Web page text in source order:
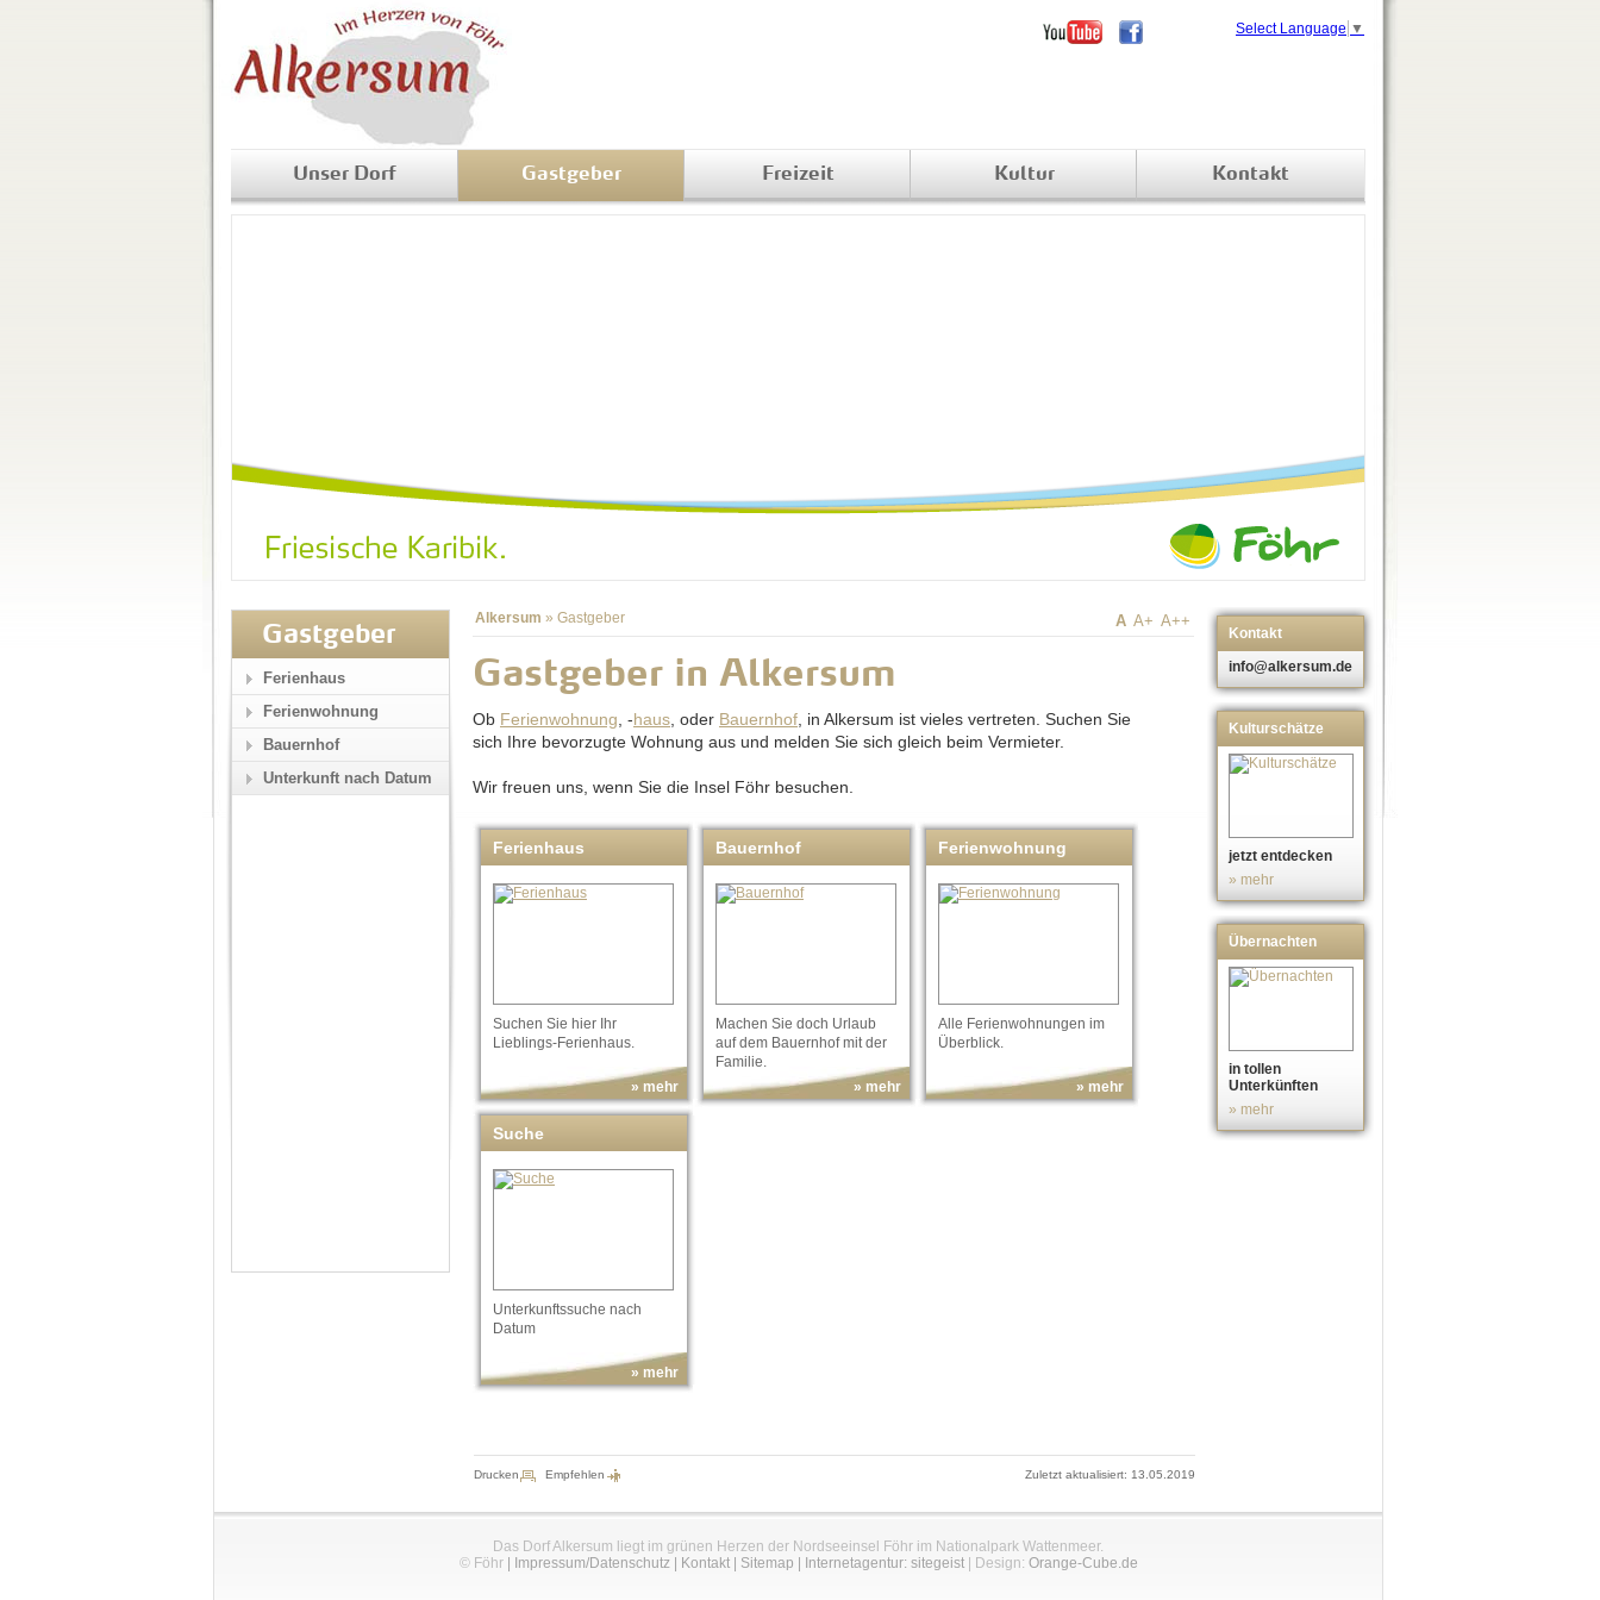
Unser Dorf Gastgeber Freizeit Kultur Kontakt
Alkersum » Gastgeber A A+ A++
Gastgeber in Alkersum
Ob Ferienwohnung , -haus , oder Bauernhof , in Alkersum ist vieles vertreten. Suchen Sie
sich Ihre bevorzugte Wohnung aus und melden Sie sich gleich beim Vermieter.
Wir freuen uns, wenn Sie die Insel Föhr besuchen.
Ferienhaus
Suchen Sie hier Ihr
Lieblings-Ferienhaus.
» mehr
Bauernhof
Machen Sie doch Urlaub
auf dem Bauernhof mit der
Familie.
» mehr
Ferienwohnung
Alle Ferienwohnungen im
Überblick.
» mehr
Suche
Unterkunftssuche nach
Datum
» mehr
Kontakt
info@alkersum.de
Kulturschätze
jetzt entdecken
» mehr
Übernachten
in tollen
Unterkünften
» mehr
Gastgeber
Ferienhaus
Ferienwohnung
Bauernhof
Unterkunft nach Datum
Select Language ▼
Drucken Empfehlen Zuletzt aktualisiert: 13.05.2019
Das Dorf Alkersum liegt im grünen Herzen der Nordseeinsel Föhr im Nationalpark Wattenmeer.
© Föhr| Impressum/Datenschutz| Kontakt| Sitemap | Internetagentur: sitegeist| Design: Orange-Cube.de